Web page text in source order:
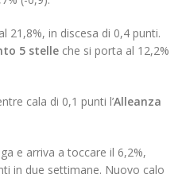
al 21,8%, in discesa di 0,4 punti.
5 stelle che si porta al 12,2%
cala di 0,1 punti l’Alleanza
e arriva a toccare il 6,2%,
in due settimane. Nuovo calo